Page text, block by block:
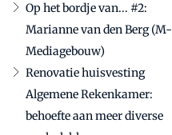
Op het bordje van... #2:
Marianne van den Berg (M-
Mediagebouw)
Renovatie huisvesting
Algemene Rekenkamer:
behoefte aan meer diverse